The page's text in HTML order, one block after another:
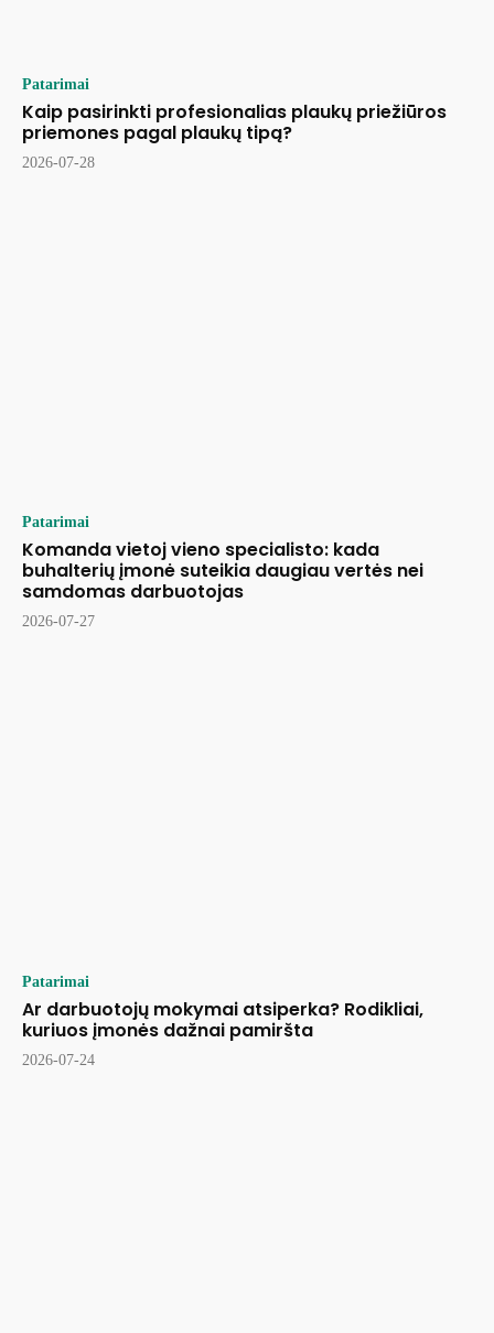
Patarimai
Kaip pasirinkti profesionalias plaukų priežiūros
priemones pagal plaukų tipą?
2026-07-28
Patarimai
Komanda vietoj vieno specialisto: kada
buhalterių įmonė suteikia daugiau vertės nei
samdomas darbuotojas
2026-07-27
Patarimai
Ar darbuotojų mokymai atsiperka? Rodikliai,
kuriuos įmonės dažnai pamiršta
2026-07-24